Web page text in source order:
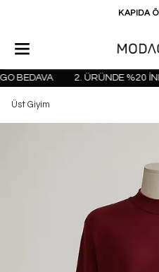
KAPIDA
BEDAVA 2. ÜRÜNDE %20
Üst Giyim